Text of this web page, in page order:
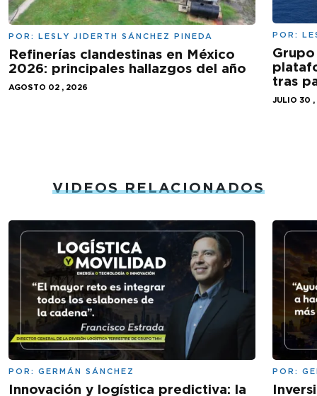
POR: LESLY JIDERTH SÁNCHEZ PINEDA
Refinerías clandestinas en México
2026: principales hallazgos del año
AGOSTO 02 , 2026
POR:
tras
JULIO 30
VIDEOS RELACIONADOS
POR: GERMÁN SÁNCHEZ
Innovación y logística predictiva: la
POR: